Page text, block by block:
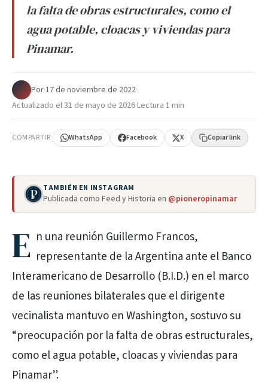
la falta de obras estructurales, como el
agua potable, cloacas y viviendas para
Pinamar.
Por·17 de noviembre de 2022·
Actualizado el31 de mayo de 2026·Lectura 1 min
COMPARTIR WhatsApp Facebook X Copiar link
TAMBIÉN EN INSTAGRAM
Publicada como Feed y Historia en @pioneropinamar
E n una reunión Guillermo Francos,
representante de la Argentina ante el Banco
Interamericano de Desarrollo (B.I.D.) en el marco
de las reuniones bilaterales que el dirigente
vecinalista mantuvo en Washington, sostuvo su
“preocupación por la falta de obras estructurales,
como el agua potable, cloacas y viviendas para
Pinamar”.